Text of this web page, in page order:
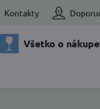
Kontakty
Všetko o nákupe